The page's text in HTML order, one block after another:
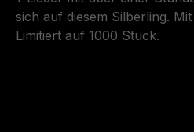
sich auf diesem Silberling.
Limitiert auf 1000 Stück.